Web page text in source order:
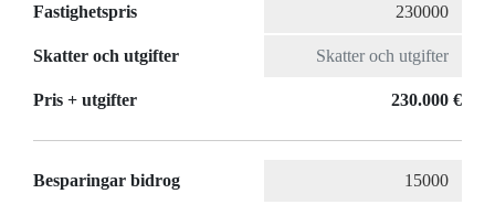
Fastighetspris
Skatter och utgifter
Pris + utgifter 230.000 €
Besparingar bidrog